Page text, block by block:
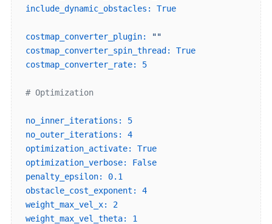
include_dynamic_obstacles:
True
costmap_converter_plugin:
""
costmap_converter_spin_thread:
True
costmap_converter_rate:
5
# Optimization
no_inner_iterations:
5
no_outer_iterations:
4
optimization_activate:
True
optimization_verbose:
False
penalty_epsilon:
0.1
obstacle_cost_exponent:
4
weight_max_vel_x:
2
weight_max_vel_theta:
1